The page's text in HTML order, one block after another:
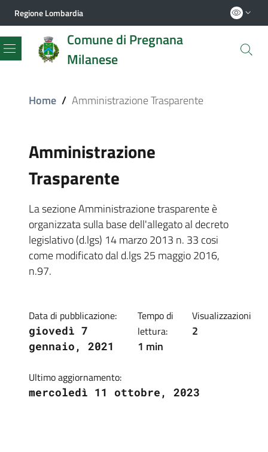
Regione Lombardia
Comune di Pregnana
Milanese
Menu
Home / Amministrazione Trasparente
Amministrazione
Trasparente
La sezione Amministrazione trasparente è
organizzata sulla base dell'allegato al decreto
legislativo (d.lgs) 14 marzo 2013 n. 33 cosi
come modificato dal d.lgs 25 maggio 2016,
n.97.
Data di pubblicazione:
giovedì 7
gennaio, 2021
Tempo di
lettura:
1 min
Visualizzazioni
2
Ultimo aggiornamento:
mercoledì 11 ottobre, 2023